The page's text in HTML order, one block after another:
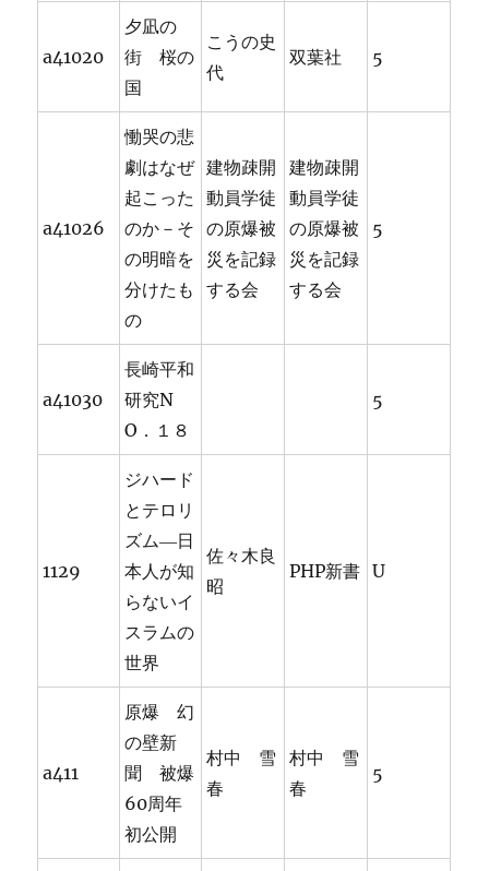
a41020
夕凪の
街 桜の
国
こうの史
代
双葉社 5
a41026
慟哭の悲
劇はなぜ
起こった
のか－そ
の明暗を
分けたも
の
建物疎開
動員学徒
の原爆被
災を記録
する会
建物疎開
動員学徒
の原爆被
災を記録
する会
5
a41030
長崎平和
研究N
O．１８
5
1129
ジハード
とテロリ
ズム―日
本人が知
らないイ
スラムの
世界
佐々木良
昭
PHP新書 U
a411
原爆 幻
の壁新
聞 被爆
60周年
初公開
村中 雪
春
村中 雪
春
5